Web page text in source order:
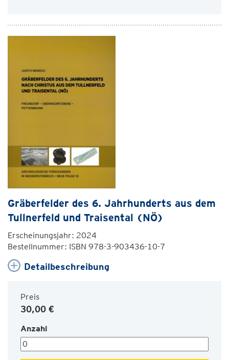
Gräberfelder des 6. Jahrhunderts aus dem
Tullnerfeld und Traisental (NÖ)
Erscheinungsjahr: 2024
Bestellnummer: ISBN 978-3-903436-10-7
Detailbeschreibung
Preis
30,00 €
Anzahl